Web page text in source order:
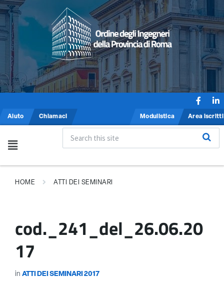
Aiuto Chiamaci Modulistica Area iscritti
HOME ATTI DEI SEMINARI
cod._241_del_26.06.20
17
in ATTI DEI SEMINARI 2017